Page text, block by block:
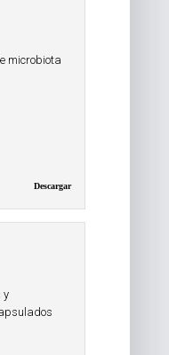
microbiota
Descargar
y